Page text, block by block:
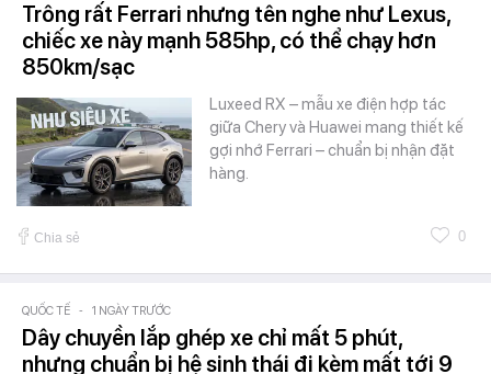
Trông rất Ferrari nhưng tên nghe như Lexus,
chiếc xe này mạnh 585hp, có thể chạy hơn
850km/sạc
Luxeed RX – mẫu xe điện hợp tác
giữa Chery và Huawei mang thiết kế
gợi nhớ Ferrari – chuẩn bị nhận đặt
hàng.
Chia sẻ 0
QUỐC TẾ - 1 NGÀY TRƯỚC
Dây chuyền lắp ghép xe chỉ mất 5 phút,
nhưng chuẩn bị hệ sinh thái đi kèm mất tới 9